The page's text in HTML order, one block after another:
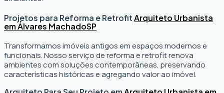
Projetos para Reforma e RetrofitArquiteto Urbanista
em Álvares MachadoSP
Transformamos imóveis antigos em espaços modernos e
funcionais. Nosso serviço de reforma e retrofit renova
ambientes com soluções contemporâneas, preservando
características históricas e agregando valor ao imóvel.